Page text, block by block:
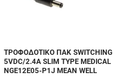
ΤΡΟΦΟΔΟΤΙΚΟ ΠΑΚ SWITCHING
5VDC/2.4A SLIM TYPE MEDICAL
NGE12E05-P1J MEAN WELL